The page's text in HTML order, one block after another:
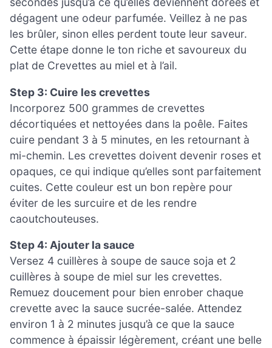
dégagent une odeur parfumée. Veillez à ne pas
les brûler, sinon elles perdent toute leur saveur.
Cette étape donne le ton riche et savoureux du
plat de Crevettes au miel et à l’ail.
Step 3: Cuire les crevettes
Incorporez 500 grammes de crevettes
décortiquées et nettoyées dans la poêle. Faites
cuire pendant 3 à 5 minutes, en les retournant à
mi-chemin. Les crevettes doivent devenir roses et
opaques, ce qui indique qu’elles sont parfaitement
cuites. Cette couleur est un bon repère pour
éviter de les surcuire et de les rendre
caoutchouteuses.
Step 4: Ajouter la sauce
Versez 4 cuillères à soupe de sauce soja et 2
cuillères à soupe de miel sur les crevettes.
Remuez doucement pour bien enrober chaque
crevette avec la sauce sucrée-salée. Attendez
environ 1 à 2 minutes jusqu’à ce que la sauce
commence à épaissir légèrement, créant une belle